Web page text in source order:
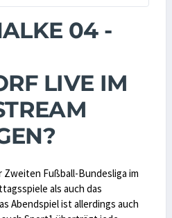
04 -
LIVE IM
Zweiten Fußball-Bundesliga im
als auch das
Abendspiel ist allerdings auch